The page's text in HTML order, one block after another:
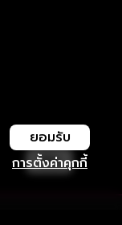
การตั้งค่าคุกกี้
ยอมรับ
เปิด